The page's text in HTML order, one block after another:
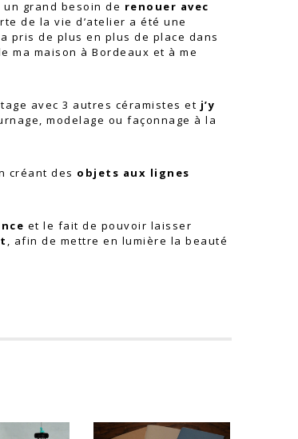
un grand besoin de renouer avec
de la vie d’atelier a été une
pris de plus en plus de place dans
ma maison à Bordeaux et à me
avec 3 autres céramistes et j’y
modelage ou façonnage à la
créant des objets aux lignes
et le fait de pouvoir laisser
, afin de mettre en lumière la beauté